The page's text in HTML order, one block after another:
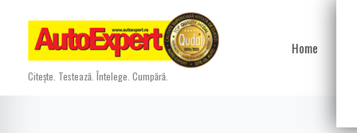
content
Citește. Testează. Întelege. Cumpără.
Home